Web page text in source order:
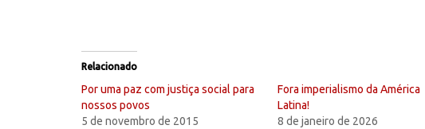
Relacionado
Por uma paz com justiça social para
nossos povos
5 de novembro de 2015
Fora imperialismo da América
Latina!
8 de janeiro de 2026